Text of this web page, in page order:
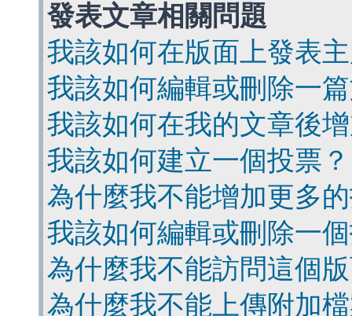
發表文章相關問題
我該如何在版面上發表
我該如何編輯或刪除一
我該如何在我的文章後
我該如何建立一個投票？
為什麼我不能增加更多
我該如何編輯或刪除一
為什麼我不能訪問這個
為什麼我不能上傳附加